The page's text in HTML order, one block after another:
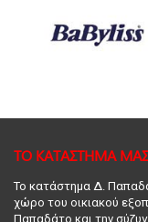
ΤΟ ΚΑΤΑΣΤΗΜΑ ΜΑΣ
Το κατάστημα Δ.
χώρο του οικιακού
Παπαδάτο και την